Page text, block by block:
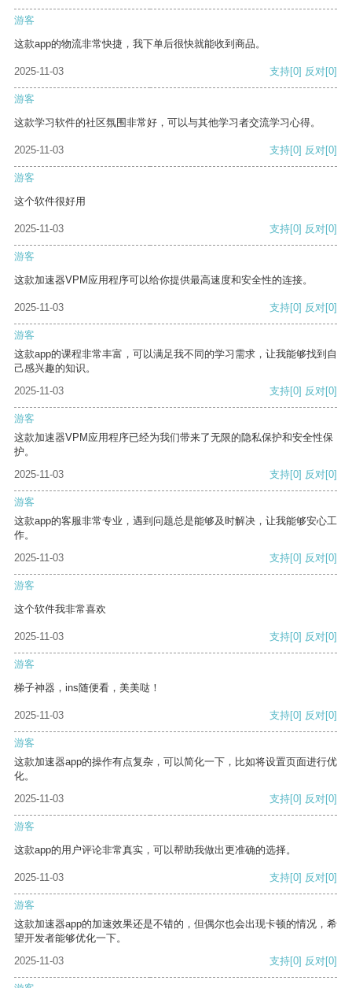
游客
这款app的物流非常快捷，我下单后很快就能收到商品。
2025-11-03 支持[0] 反对[0]
游客
这款学习软件的社区氛围非常好，可以与其他学习者交流学习心得。
2025-11-03 支持[0] 反对[0]
游客
这个软件很好用
2025-11-03 支持[0] 反对[0]
游客
这款加速器VPM应用程序可以给你提供最高速度和安全性的连接。
2025-11-03 支持[0] 反对[0]
游客
这款app的课程非常丰富，可以满足我不同的学习需求，让我能够找到自
己感兴趣的知识。
2025-11-03
支持[0] 反对[0]
游客
这款加速器VPM应用程序已经为我们带来了无限的隐私保护和安全性保
护。
2025-11-03
支持[0] 反对[0]
游客
这款app的客服非常专业，遇到问题总是能够及时解决，让我能够安心工
作。
2025-11-03
支持[0] 反对[0]
游客
这个软件我非常喜欢
2025-11-03 支持[0] 反对[0]
游客
梯子神器，ins随便看，美美哒！
2025-11-03 支持[0] 反对[0]
游客
这款加速器app的操作有点复杂，可以简化一下，比如将设置页面进行优
化。
2025-11-03
支持[0] 反对[0]
游客
这款app的用户评论非常真实，可以帮助我做出更准确的选择。
2025-11-03 支持[0] 反对[0]
游客
这款加速器app的加速效果还是不错的，但偶尔也会出现卡顿的情况，希
望开发者能够优化一下。
2025-11-03
支持[0] 反对[0]